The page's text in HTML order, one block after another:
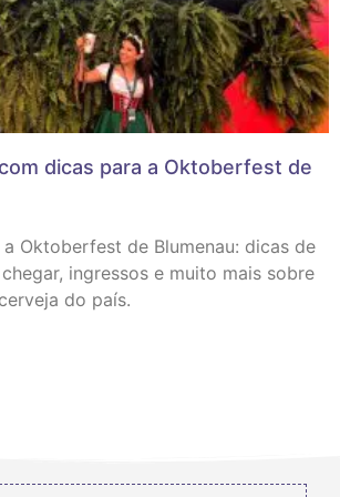
dicas para a Oktoberfest de
Oktoberfest de Blumenau: dicas de
ingressos e muito mais sobre
do país.